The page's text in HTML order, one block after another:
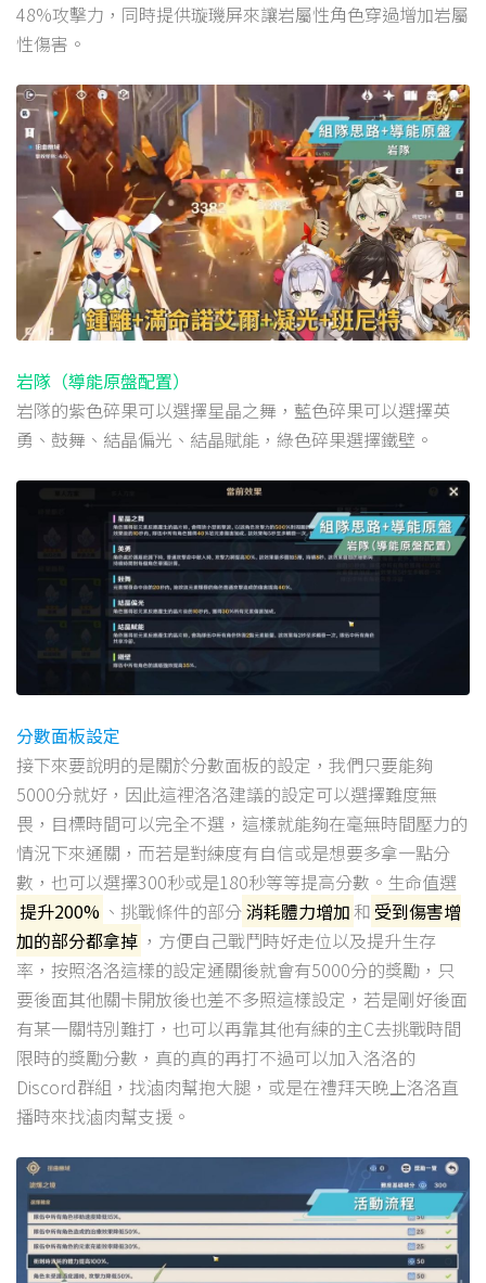
48%攻擊力，同時提供璇璣屏來讓岩屬性角色穿過增加岩屬
性傷害。
岩隊（導能原盤配置）
岩隊的紫色碎果可以選擇星晶之舞，藍色碎果可以選擇英
勇、鼓舞、結晶偏光、結晶賦能，綠色碎果選擇鐵壁。
分數面板設定
接下來要說明的是關於分數面板的設定，我們只要能夠
5000分就好，因此這裡洛洛建議的設定可以選擇難度無
畏，目標時間可以完全不選，這樣就能夠在毫無時間壓力的
情況下來通關，而若是對練度有自信或是想要多拿一點分
數，也可以選擇300秒或是180秒等等提高分數。生命值選
提升200% 、挑戰條件的部分消耗體力增加和 受到傷害增
加的部分都拿掉 ，方便自己戰鬥時好走位以及提升生存
率，按照洛洛這樣的設定通關後就會有5000分的獎勵，只
要後面其他關卡開放後也差不多照這樣設定，若是剛好後面
有某一關特別難打，也可以再靠其他有練的主C去挑戰時間
限時的獎勵分數，真的真的再打不過可以加入洛洛的
Discord群組，找滷肉幫抱大腿，或是在禮拜天晚上洛洛直
播時來找滷肉幫支援。